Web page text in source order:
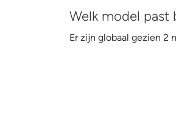
Welk model past
Er zijn globaal gezien 2